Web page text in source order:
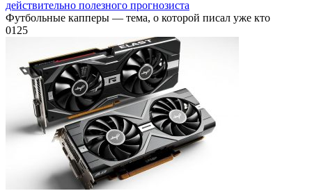
действительно полезного прогнозиста
Футбольные капперы — тема, о которой писал уже кто
0125